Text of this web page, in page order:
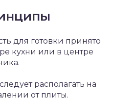
для готовки принято
кухни или в центре
располагать на
от плиты.